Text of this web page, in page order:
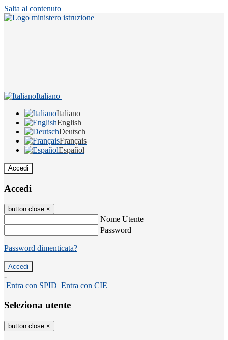
Salta al contenuto
Italiano
Italiano
English
Deutsch
Français
Español
Accedi
Accedi
button close ×
Nome Utente
Password
Password dimenticata?
-
Entra con SPID Entra con CIE
Seleziona utente
button close ×